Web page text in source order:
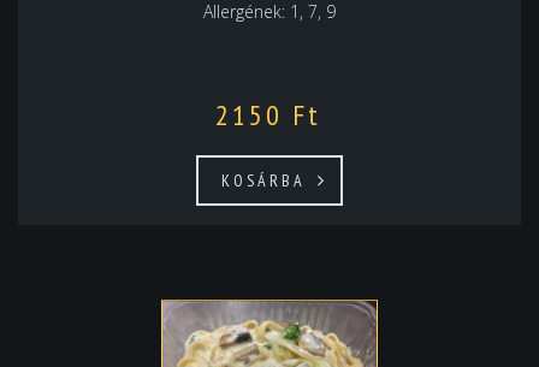
Allergének: 1, 7, 9
2150 Ft
KOSÁRBA